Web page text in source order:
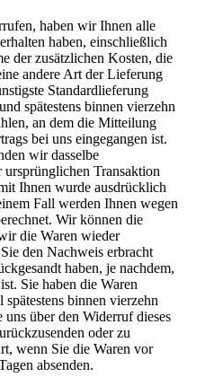
haben wir Ihnen alle
haben, einschließlich
der zusätzlichen Kosten, die
andere Art der Lieferung
Standardlieferung
spätestens binnen vierzehn
an dem die Mitteilung
bei uns eingegangen ist.
wir dasselbe
ursprünglichen Transaktion
Ihnen wurde ausdrücklich
Fall werden Ihnen wegen
Wir können die
die Waren wieder
den Nachweis erbracht
haben, je nachdem,
Sie haben die Waren
binnen vierzehn
uns über den Widerruf dieses
oder zu
wenn Sie die Waren vor
absenden.